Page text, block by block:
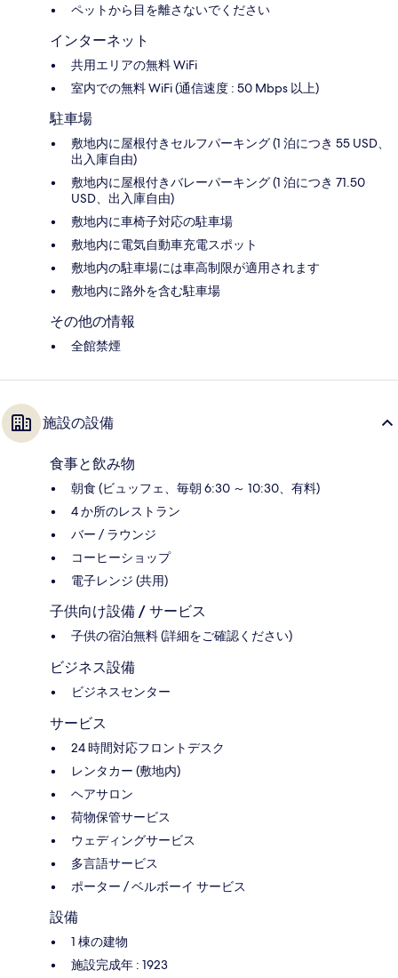
ペットから目を離さないでください
インターネット
共用エリアの無料 WiFi
室内での無料 WiFi (通信速度 : 50 Mbps 以上)
駐車場
敷地内に屋根付きセルフパーキング (1 泊につき 55 USD、
出入庫自由)
敷地内に屋根付きバレーパーキング (1 泊につき 71.50
USD、出入庫自由)
敷地内に車椅子対応の駐車場
敷地内に電気自動車充電スポット
敷地内の駐車場には車高制限が適用されます
敷地内に路外を含む駐車場
その他の情報
全館禁煙
施設の設備
食事と飲み物
朝食 (ビュッフェ、毎朝 6:30 ～ 10:30、有料)
4 か所のレストラン
バー / ラウンジ
コーヒーショップ
電子レンジ (共用)
子供向け設備 / サービス
子供の宿泊無料 (詳細をご確認ください)
ビジネス設備
ビジネスセンター
サービス
24 時間対応フロントデスク
レンタカー (敷地内)
ヘアサロン
荷物保管サービス
ウェディングサービス
多言語サービス
ポーター / ベルボーイ サービス
設備
1 棟の建物
施設完成年 : 1923